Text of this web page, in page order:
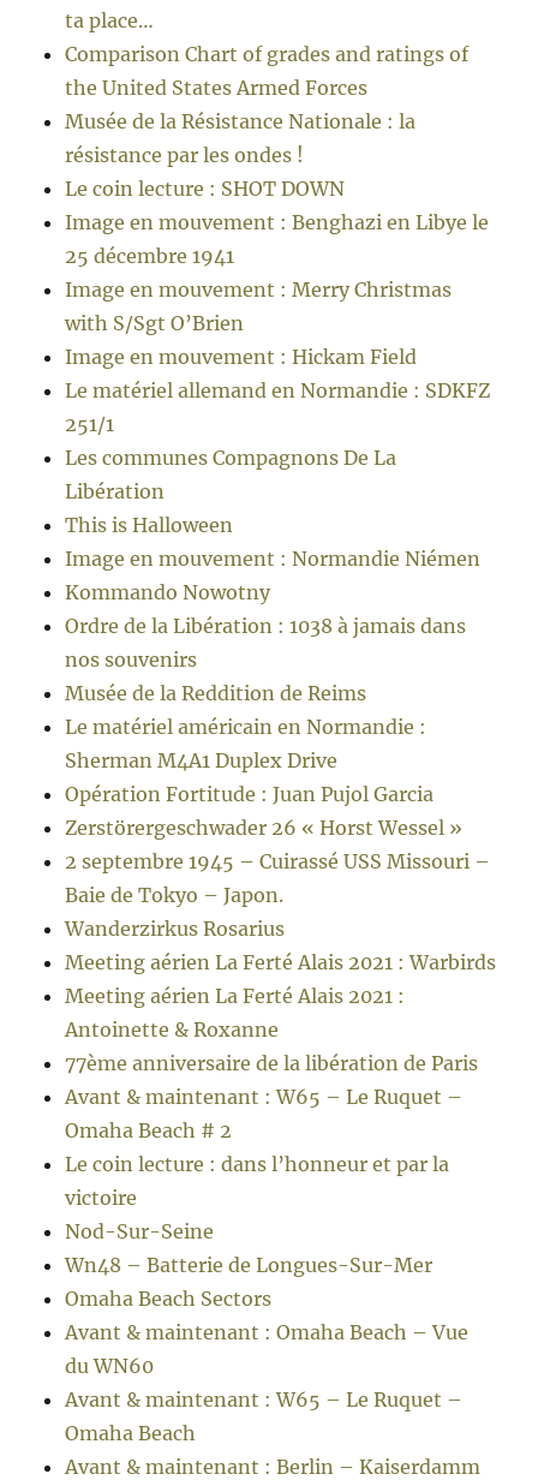
ta place…
Comparison Chart of grades and ratings of
the United States Armed Forces
Musée de la Résistance Nationale : la
résistance par les ondes !
Le coin lecture : SHOT DOWN
Image en mouvement : Benghazi en Libye le
25 décembre 1941
Image en mouvement : Merry Christmas
with S/Sgt O’Brien
Image en mouvement : Hickam Field
Le matériel allemand en Normandie : SDKFZ
251/1
Les communes Compagnons De La
Libération
This is Halloween
Image en mouvement : Normandie Niémen
Kommando Nowotny
Ordre de la Libération : 1038 à jamais dans
nos souvenirs
Musée de la Reddition de Reims
Le matériel américain en Normandie :
Sherman M4A1 Duplex Drive
Opération Fortitude : Juan Pujol Garcia
Zerstörergeschwader 26 « Horst Wessel »
2 septembre 1945 – Cuirassé USS Missouri –
Baie de Tokyo – Japon.
Wanderzirkus Rosarius
Meeting aérien La Ferté Alais 2021 : Warbirds
Meeting aérien La Ferté Alais 2021 :
Antoinette & Roxanne
77ème anniversaire de la libération de Paris
Avant & maintenant : W65 – Le Ruquet –
Omaha Beach # 2
Le coin lecture : dans l’honneur et par la
victoire
Nod-Sur-Seine
Wn48 – Batterie de Longues-Sur-Mer
Omaha Beach Sectors
Avant & maintenant : Omaha Beach – Vue
du WN60
Avant & maintenant : W65 – Le Ruquet –
Omaha Beach
Avant & maintenant : Berlin – Kaiserdamm